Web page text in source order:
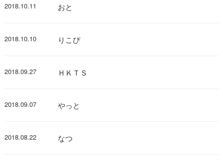
2018.10.11 おと
2018.10.10 りこぴ
2018.09.27 ＨＫＴＳ
2018.09.07 やっと
2018.08.22 なつ